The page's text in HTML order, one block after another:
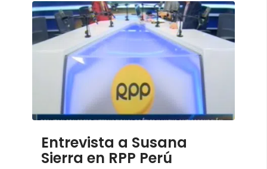
Entrevista a Susana
Sierra en RPP Perú